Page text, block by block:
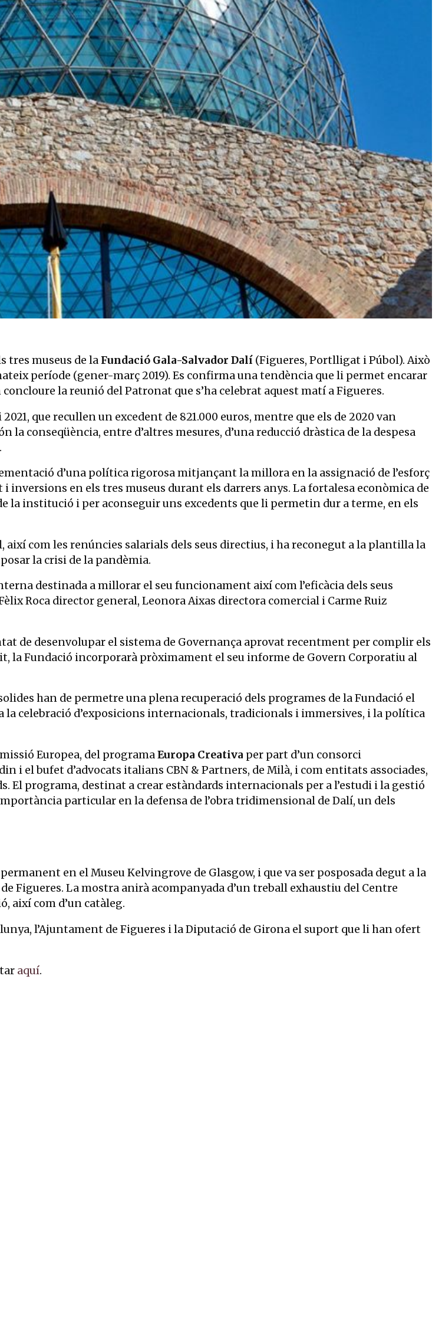
tres museus de la Fundació Gala-Salvador Dalí (Figueres, Portlligat i Púbol). Això
període (gener-març 2019). Es confirma una tendència que li permet encarar
la reunió del Patronat que s’ha celebrat aquest matí a Figueres.
que recullen un excedent de 821.000 euros, mentre que els de 2020 van
la conseqüència, entre d’altres mesures, d’una reducció dràstica de la despesa
d’una política rigorosa mitjançant la millora en la assignació de l’esforç
en els tres museus durant els darrers anys. La fortalesa econòmica de
la institució i per aconseguir uns excedents que li permetin dur a terme, en els
com les renúncies salarials dels seus directius, i ha reconegut a la plantilla la
la crisi de la pandèmia.
destinada a millorar el seu funcionament així com l’eficàcia dels seus
Roca director general, Leonora Aixas directora comercial i Carme Ruiz
de desenvolupar el sistema de Governança aprovat recentment per complir els
la Fundació incorporarà pròximament el seu informe de Govern Corporatiu al
han de permetre una plena recuperació dels programes de la Fundació el
la celebració d’exposicions internacionals, tradicionals i immersives, i la política
Europea, del programaEuropa Creativa per part d’un consorci
el bufet d’advocats italians CBN & Partners, de Milà, i com entitats associades,
El programa, destinat a crear estàndards internacionals per a l’estudi i la gestió
particular en la defensa de l’obra tridimensional de Dalí, un dels
en el Museu Kelvingrove de Glasgow, i que va ser posposada degut a la
Figueres. La mostra anirà acompanyada d’un treball exhaustiu del Centre
així com d’un catàleg.
l’Ajuntament de Figueres i la Diputació de Girona el suport que li han ofert
aquí.